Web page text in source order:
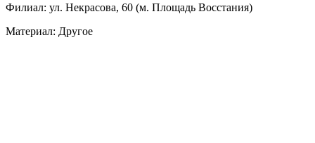
Филиал: ул. Некрасова, 60 (м. Площадь Восстания)
Материал: Другое